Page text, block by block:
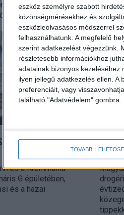
eszköz személyre szabott
közönségmérésekhez és
eszközleolvasásos módszerrel
felhasználhatunk. A megfelelő
szerint adatkezelést végezzünk.
részletesebb információkhoz
adatainak bizonyos kezeléséhez
ilyen jellegű adatkezelés ellen.
preferenciáit, vagy
található "Adatvédelem" gombra.
TOVÁBBI
egy drogériába, de
kínál
autós
újra
a Rossmann
és a Krémmánia
G épületében,
és a hazai
A